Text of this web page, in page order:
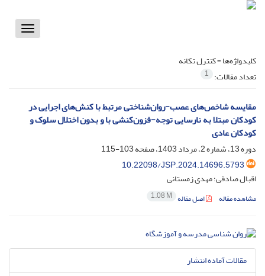
Toggle
کلیدواژه‌ها =کنترل تکانه
تعداد مقالات: 1
مقایسه شاخص‌های عصب-روان‌شناختی مرتبط با کنش‌های اجرایی در
کودکان مبتلا به نارسایی توجه-فزون‌کنشی با و بدون اختلال سلوک و
کودکان عادی
دوره 13، شماره 2، مرداد 1403، صفحه
103-115
10.22098/JSP.2024.14696.5793
اقبال صادقی؛ مهدی زمستانی
مشاهده مقاله اصل مقاله 1.08 M
مقالات آماده انتشار